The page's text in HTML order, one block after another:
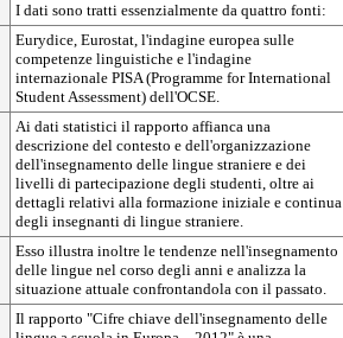
I dati sono tratti essenzialmente da quattro fonti:
Eurydice, Eurostat, l'indagine europea sulle
competenze linguistiche e l'indagine
internazionale PISA (Programme for International
Student Assessment) dell'OCSE.
Ai dati statistici il rapporto affianca una
descrizione del contesto e dell'organizzazione
dell'insegnamento delle lingue straniere e dei
livelli di partecipazione degli studenti, oltre ai
dettagli relativi alla formazione iniziale e continua
degli insegnanti di lingue straniere.
Esso illustra inoltre le tendenze nell'insegnamento
delle lingue nel corso degli anni e analizza la
situazione attuale confrontandola con il passato.
Il rapporto "Cifre chiave dell'insegnamento delle